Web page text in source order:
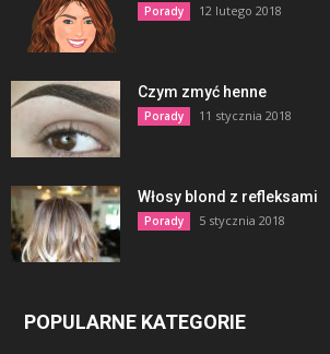
Porady 12 lutego 2018
Czym zmyć henne
Porady 11 stycznia 2018
Włosy blond z refleksami
Porady 5 stycznia 2018
POPULARNE KATEGORIE